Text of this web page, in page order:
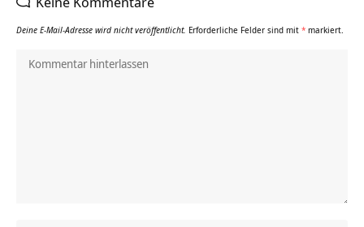
Deine E-Mail-Adresse wird nicht veröffentlicht. Erforderliche Felder sind mit * markiert.